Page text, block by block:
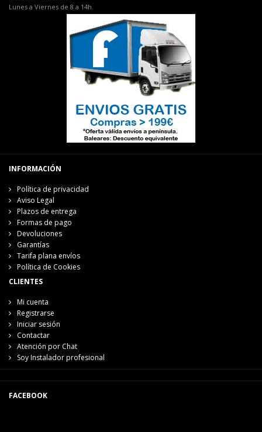
Lunes a Viernes de 8 a 14h.
INFORMACIÓN
Política de privacidad
Aviso Legal
Plazos de entrega
Formas de pago
Devoluciones
Garantías
Tarifa plana envíos
Política de Cookies
CLIENTES
Mi cuenta
Registrarse
Iniciar sesión
Contactar
Atención por Chat
Soy Instalador profesional
FACEBOOK